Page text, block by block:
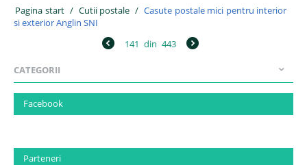
Pagina start / Cutii postale / Casute postale mici pentru interior
si exterior Anglin SNI
141 din 443
CATEGORII
Facebook
Parteneri